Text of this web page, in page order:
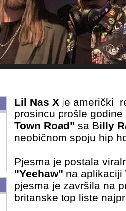
Lil Nas X je američki
prosincu prošle
Town Road" sa Billy
neobičnom spoju hip
Pjesma je postala
"Yeehaw" na aplikaciji
pjesma je završila na
britanske top liste